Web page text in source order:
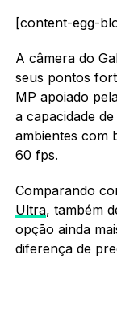
[content-egg-
A câmera do
seus pontos
MP apoiado
a capacidade
ambientes com
60 fps.
Comparando
Ultra, também
opção ainda
diferença de